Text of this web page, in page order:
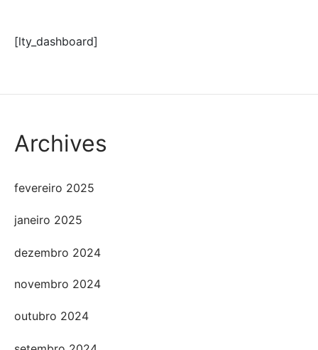
[lty_dashboard]
Archives
fevereiro 2025
janeiro 2025
dezembro 2024
novembro 2024
outubro 2024